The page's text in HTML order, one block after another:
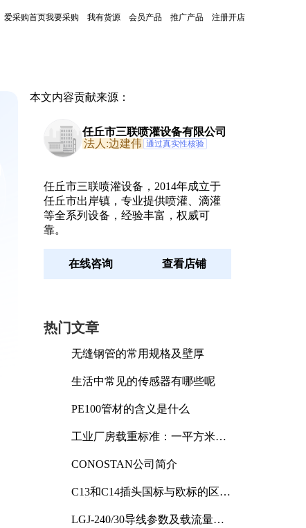
爱采购首页我要采购 我有货源 会员产品 推广产品 注册开店
本文内容贡献来源：
任丘市三联喷灌设备有限公司
法人:边建伟 通过真实性核验
任丘市三联喷灌设备，2014年成立于
任丘市出岸镇，专业提供喷灌、滴灌
等全系列设备，经验丰富，权威可
靠。
在线咨询 查看店铺
热门文章
无缝钢管的常用规格及壁厚
生活中常见的传感器有哪些呢
PE100管材的含义是什么
工业厂房载重标准：一平方米能
CONOSTAN公司简介
C13和C14插头国标与欧标的区别
LGJ-240/30导线参数及载流量解